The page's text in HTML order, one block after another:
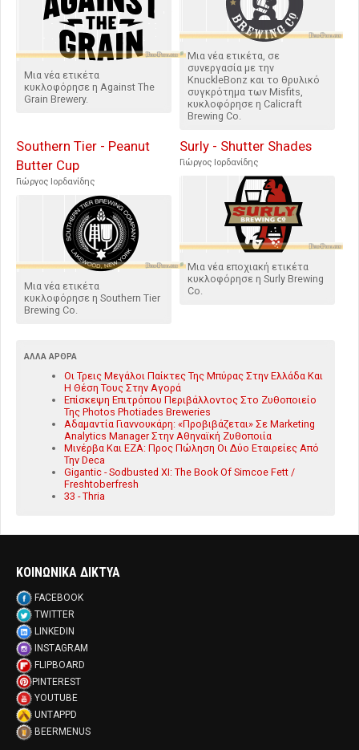
Μια νέα ετικέτα
κυκλοφόρησε η Against The
Grain Brewery.
Μια νέα ετικέτα, σε
συνεργασία με την
KnuckleBonz και το θρυλικό
συγκρότημα των Misfits,
κυκλοφόρησε η Calicraft
Brewing Co.
Southern Tier - Peanut
Butter Cup
Γιώργος Ιορδανίδης
Μια νέα ετικέτα
κυκλοφόρησε η Southern Tier
Brewing Co.
Surly - Shutter Shades
Γιώργος Ιορδανίδης
Μια νέα εποχιακή ετικέτα
κυκλοφόρησε η Surly Brewing
Co.
ΆΛΛΑ ΆΡΘΡΑ
Οι Τρεις Μεγάλοι Παίκτες Της Μπύρας Στην Ελλάδα Και
Η Θέση Τους Στην Αγορά
Επίσκεψη Επιτρόπου Περιβάλλοντος Στο Ζυθοποιείο
Της Photos Photiades Breweries
Aδαμαντία Γιαννουκάρη: «Προβιβάζεται» Σε Marketing
Analytics Manager Στην Αθηναϊκή Ζυθοποιία
Μινέρβα Και ΕΖΑ: Προς Πώληση Οι Δύο Εταιρείες Από
Την Deca
Gigantic - Sodbusted XI: The Book Of Simcoe Fett /
Freshtoberfresh
33 - Thria
ΚΟΙΝΩΝΙΚΑ ΔΙΚΤΥΑ
FACEBOOK
TWITTER
LINKEDIN
INSTAGRAM
FLIPBOARD
PINTEREST
YOUTUBE
UNTAPPD
BEERMENUS